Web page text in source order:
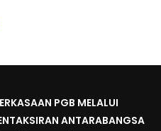
PGB MELALUI
ANTARABANGSA